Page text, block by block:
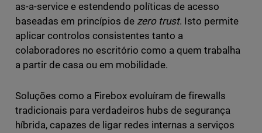
as-a-service e estendendo políticas de acesso
baseadas em princípios de zero trust. Isto permite
aplicar controlos consistentes tanto a
colaboradores no escritório como a quem trabalha
a partir de casa ou em mobilidade.
Soluções como a Firebox evoluíram de firewalls
tradicionais para verdadeiros hubs de segurança
híbrida, capazes de ligar redes internas a serviços